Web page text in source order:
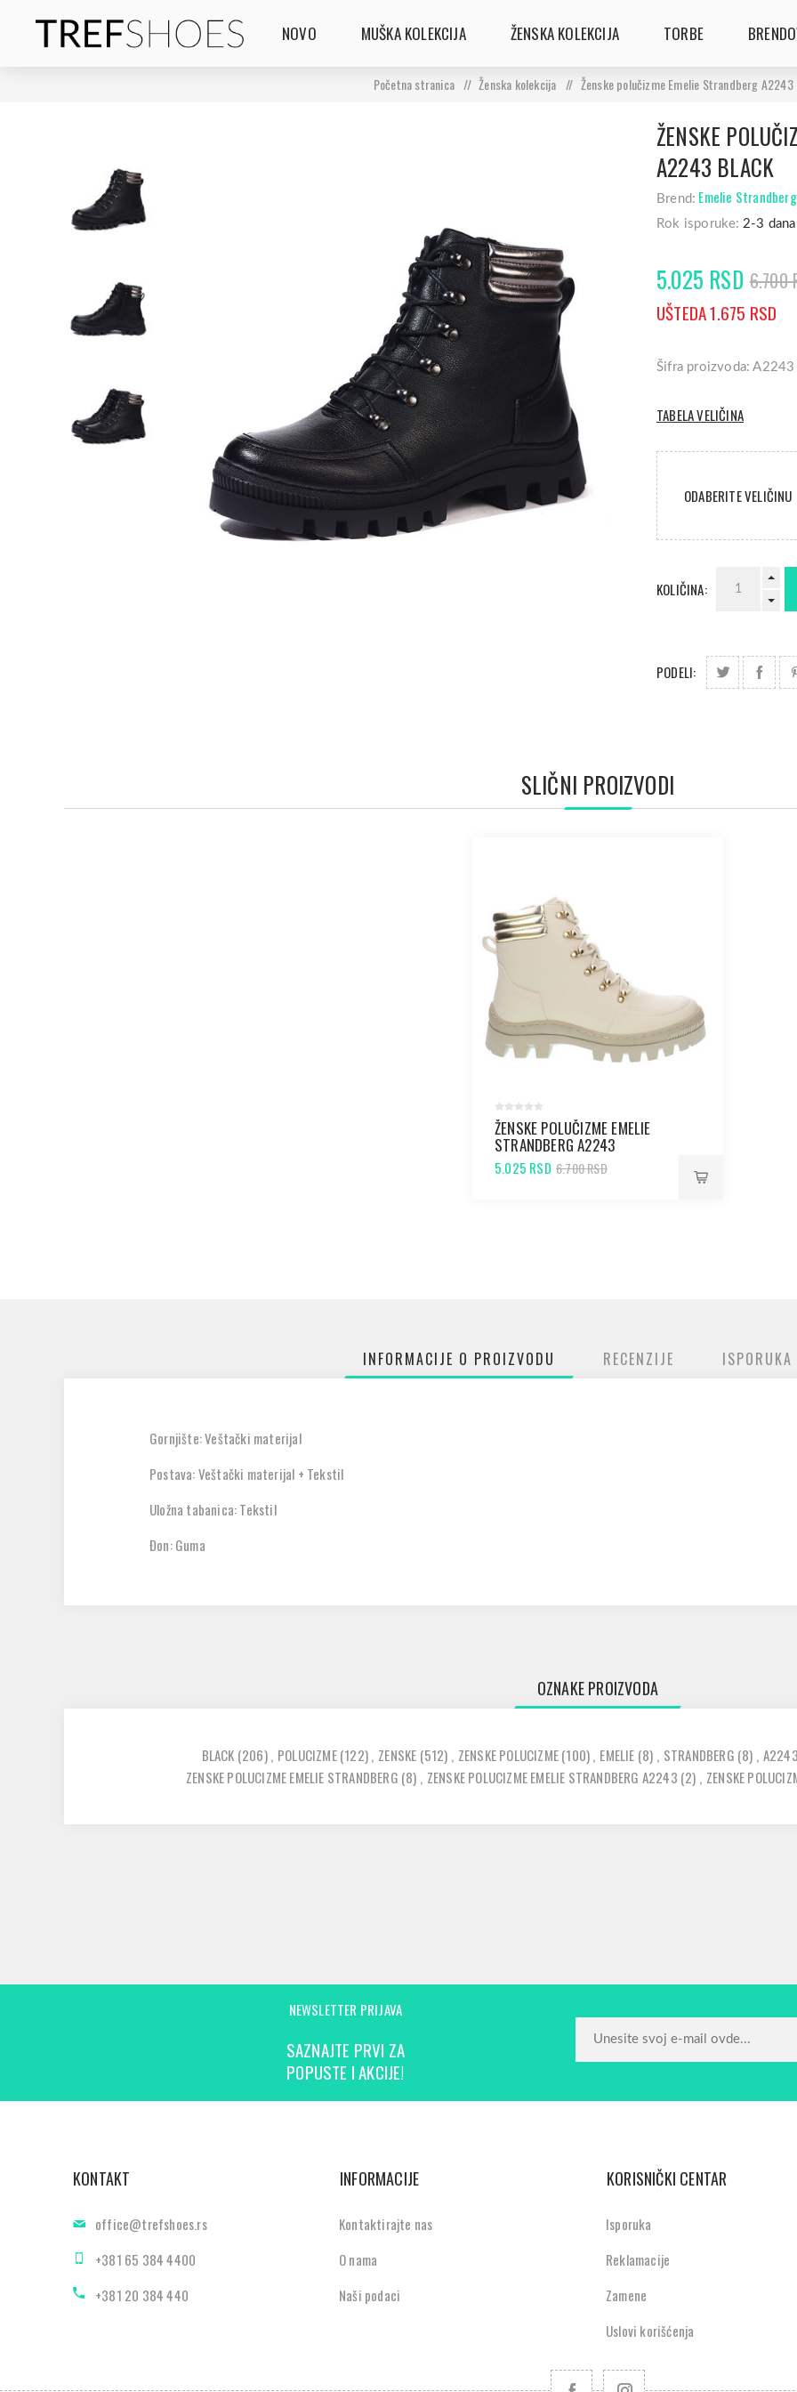
NOVO MUŠKA KOLEKCIJA ŽENSKA KOLEKCIJA TORBE
Početna stranica / Ženska kolekcija / Ženske polučizme Emelie Strandberg
ŽENSKE
A2243 BLACK
Brend: Emelie Strandberg
Rok isporuke: 2-3 dana
5.025 RSD 6.700
UŠTEDA 1.675 RSD
Šifra proizvoda: A2243
TABELA VELIČINA
ODABERITE VELIČINU
KOLIČINA:
PODELI:
SLIČNI PROIZVODI
ŽENSKE POLUČIZME EMELIE
STRANDBERG A2243
OFFWHITE
5.025 RSD 6.700 RSD
INFORMACIJE O PROIZVODU RECENZIJE ISPORUKA
Gornjište: Veštački materijal
Postava: Veštački materijal + Tekstil
Uložna tabanica: Tekstil
Đon: Guma
OZNAKE PROIZVODA
BLACK (206), POLUCIZME(122), ZENSKE (512) , ZENSKE POLUCIZME(100), EMELIE (8) , STRANDBERG (8) ,
ZENSKE POLUCIZME EMELIE STRANDBERG (8) , ZENSKE POLUCIZME EMELIE STRANDBERG A2243 (2) , ZENSKE
NEWSLETTER PRIJAVA
SAZNAJTE PRVI ZA
POPUSTE I AKCIJE!
KONTAKT
office@trefshoes.rs
+381 65 384 4400
+381 20 384 440
INFORMACIJE
Kontaktirajte nas
O nama
Naši podaci
KORISNIČKI CENTAR
Isporuka
Reklamacije
Zamene
Uslovi korišćenja